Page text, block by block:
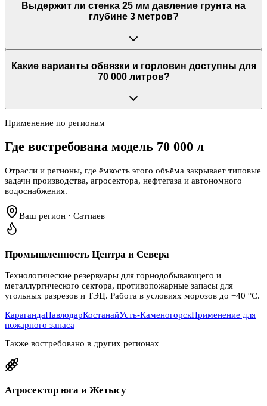
Выдержит ли стенка 25 мм давление грунта на
глубине 3 метров?
Какие варианты обвязки и горловин доступны для
70 000 литров?
Применение по регионам
Где востребована модель 70 000 л
Отрасли и регионы, где ёмкость этого объёма закрывает типовые
задачи производства, агросектора, нефтегаза и автономного
водоснабжения.
Ваш регион · Сатпаев
Промышленность Центра и Севера
Технологические резервуары для горнодобывающего и
металлургического сектора, противопожарные запасы для
угольных разрезов и ТЭЦ. Работа в условиях морозов до −40 °C.
КарагандаПавлодарКостанайУсть-КаменогорскПрименение для
пожарного запаса
Также востребовано в других регионах
Агросектор юга и Жетысу